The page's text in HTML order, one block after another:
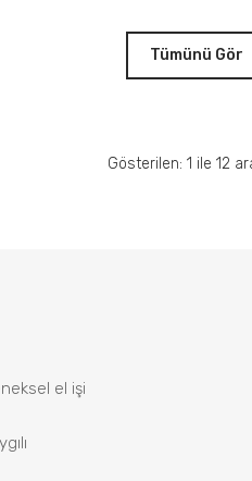
Tümünü Gör
Gösterilen: 1 ile 12
el işi